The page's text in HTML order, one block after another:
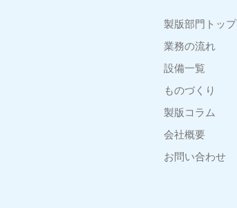
製版部門トップ
業務の流れ
設備一覧
ものづくり
製版コラム
会社概要
お問い合わせ